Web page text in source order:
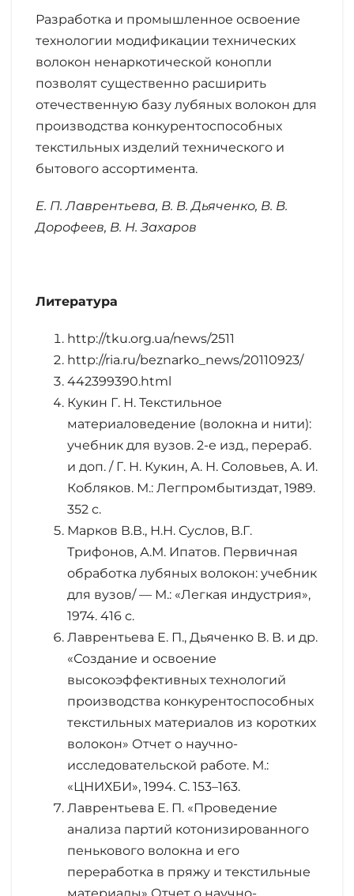
Разработка и промышленное освоение
технологии модификации технических
волокон ненаркотической конопли
позволят существенно расширить
отечественную базу лубяных волокон для
производства конкурентоспособных
текстильных изделий технического и
бытового ассортимента.
Е. П. Лаврентьева, В. В. Дьяченко, В. В.
Дорофеев, В. Н. Захаров
Литература
http://tku.org.ua/news/2511
http://ria.ru/beznarko_news/20110923/
442399390.html
Кукин Г. Н. Текстильное
материаловедение (волокна и нити):
учебник для вузов. 2-е изд., перераб.
и доп. / Г. Н. Кукин, А. Н. Соловьев, А. И.
Кобляков. М.: Легпромбытиздат, 1989.
352 с.
Марков В.В., Н.Н. Суслов, В.Г.
Трифонов, А.М. Ипатов. Первичная
обработка лубяных волокон: учебник
для вузов/ — М.: «Легкая индустрия»,
1974. 416 с.
Лаврентьева Е. П., Дьяченко В. В. и др.
«Создание и освоение
высокоэффективных технологий
производства конкурентоспособных
текстильных материалов из коротких
волокон» Отчет о научно-
исследовательской работе. М.:
«ЦНИХБИ», 1994. С. 153–163.
Лаврентьева Е. П. «Проведение
анализа партий котонизированного
пенькового волокна и его
переработка в пряжу и текстильные